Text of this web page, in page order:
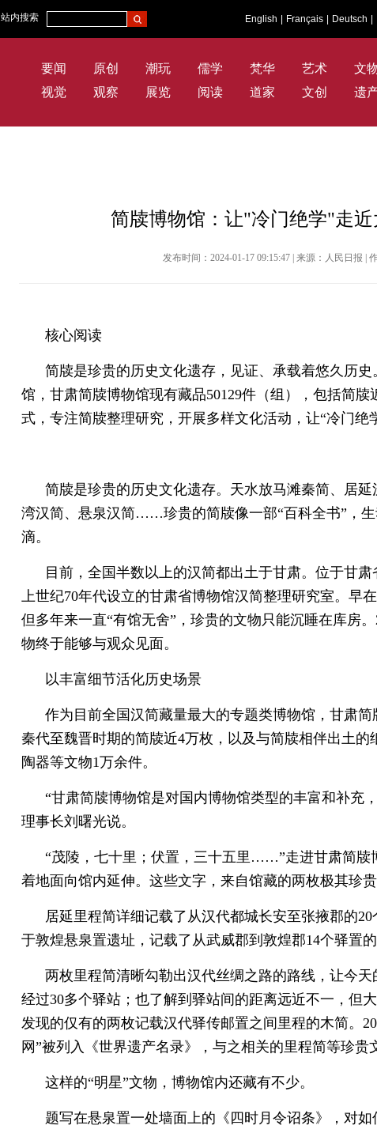
站内搜索 English Français Deutsch
要闻 原创 潮玩 儒学 梵华 艺术 文
视觉
观察 展览 阅读 道家 文创 遗
简牍博物馆：让"冷门绝学"走
发布时间：2024-01-17 09:15:47 | 来源：人民日报 |
核心阅读
简牍是珍贵的历史文化遗存，见证、承载着悠久历
馆，甘肃简牍博物馆现有藏品50129件（组），包括简
式，专注简牍整理研究，开展多样文化活动，让“冷门绝
简牍是珍贵的历史文化遗存。天水放马滩秦简、居
湾汉简、悬泉汉简……珍贵的简牍像一部“百科全书”，
滴。
目前，全国半数以上的汉简都出土于甘肃。位于甘
上世纪70年代设立的甘肃省博物馆汉简整理研究室。早
但多年来一直“有馆无舍”，珍贵的文物只能沉睡在库房
物终于能够与观众见面。
以丰富细节活化历史场景
作为目前全国汉简藏量最大的专题类博物馆，甘肃
秦代至魏晋时期的简牍近4万枚，以及与简牍相伴出土的
陶器等文物1万余件。
“甘肃简牍博物馆是对国内博物馆类型的丰富和补充
理事长刘曙光说。
“茂陵，七十里；伏置，三十五里……”走进甘肃简牍
着地面向馆内延伸。这些文字，来自馆藏的两枚极其珍贵
居延里程简详细记载了从汉代都城长安至张掖郡的
于敦煌悬泉置遗址，记载了从武威郡到敦煌郡14个驿置的
两枚里程简清晰勾勒出汉代丝绸之路的路线，让今
经过30多个驿站；也了解到驿站间的距离远近不一，但
发现的仅有的两枚记载汉代驿传邮置之间里程的木简。
网”被列入《世界遗产名录》，与之相关的里程简等珍贵
这样的“明星”文物，博物馆内还藏有不少。
题写在悬泉置一处墙面上的《四时月令诏条》，对